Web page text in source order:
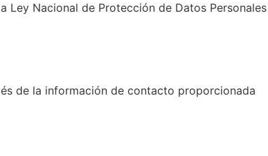
Ley Nacional de Protección de Datos Personales
de la información de contacto proporcionada